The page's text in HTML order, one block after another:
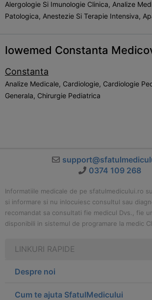
Alergologie Si Imunologie Clinica, Analize
Patologica, Anestezie Si Terapie Intensiva,
Iowemed Constanta
Constanta
Analize Medicale, Cardiologie, Cardiologie
Generala, Chirurgie Pediatrica
0374 109 268
Informatiile medicale de pe sfatulmedicului.ro
si informare si nu inlocuiesc consultul sau
recomandat sa consultati fie medicul Dvs., fie
disponibili in sistemul de programare la medic
LINKURI RAPIDE
Despre noi
Cum te ajuta SfatulMedicului